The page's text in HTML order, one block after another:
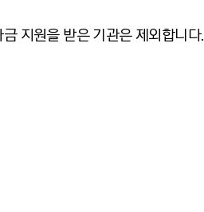
지원을 받은 기관은 제외합니다.